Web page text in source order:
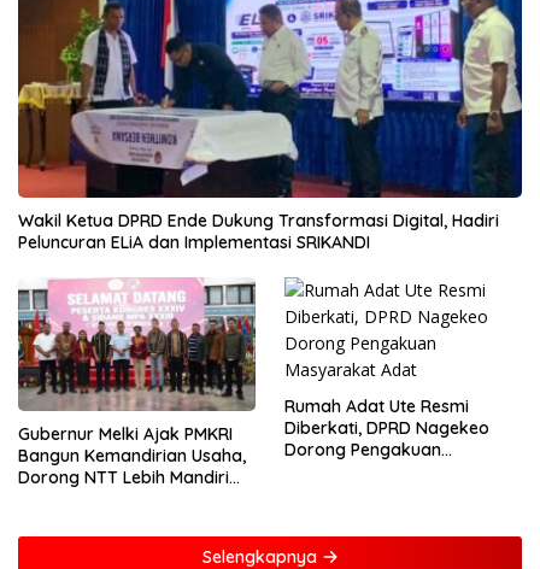
Wakil Ketua DPRD Ende Dukung Transformasi Digital, Hadiri
Peluncuran ELiA dan Implementasi SRIKANDI
Gubernur Melki Ajak PMKRI
Bangun Kemandirian Usaha,
Dorong NTT Lebih Mandiri
Rumah Adat Ute Resmi
Diberkati, DPRD Nagekeo
Dorong Pengakuan
Selengkapnya